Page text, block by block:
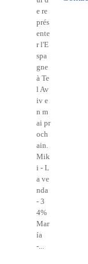
e re
prés
ente
r l'E
spa
gne
à Te
l Av
iv e
n m
ai pr
och
ain.
Mik
i - L
a ve
nda
- 3
4%
Mar
ía
-...